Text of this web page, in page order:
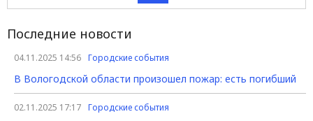
Последние новости
04.11.2025 14:56 Городские события
В Вологодской области произошел пожар: есть погибший
02.11.2025 17:17 Городские события